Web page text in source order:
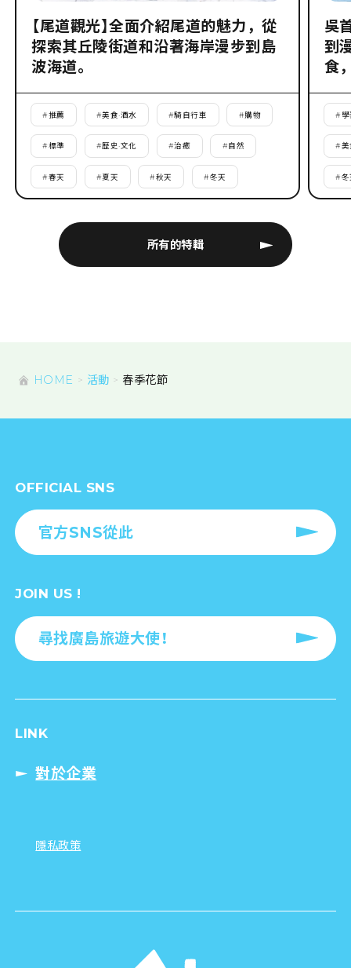
所有的特輯
【尾道觀光】全面介紹尾道的魅力，從
探索其丘陵街道和沿著海岸漫步到島
波海道。
#推薦 #美食·酒水 #騎自行車 #購物
#標準 #歷史·文化 #治癒 #自然
#春天 #夏天 #秋天 #冬天
吳
到
食
# 學
#美
#冬
HOME 活動 春季花節
OFFICIAL SNS
官方SNS從此
JOIN US !
尋找廣島旅遊大使！
LINK
對於企業
隱私政策